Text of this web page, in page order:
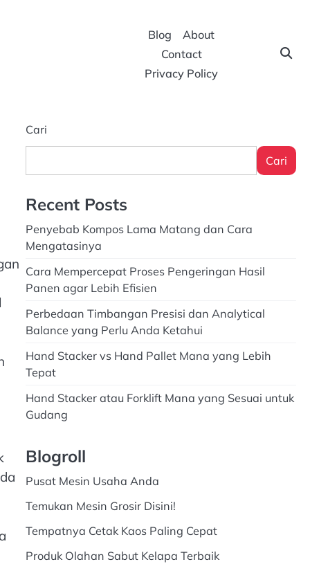
Blog
About
Contact
Privacy Policy
Cari
Cari
Recent Posts
Penyebab Kompos Lama Matang dan Cara
Mengatasinya
Cara Mempercepat Proses Pengeringan Hasil
Panen agar Lebih Efisien
Perbedaan Timbangan Presisi dan Analytical
Balance yang Perlu Anda Ketahui
Hand Stacker vs Hand Pallet Mana yang Lebih
Tepat
Hand Stacker atau Forklift Mana yang Sesuai untuk
Gudang
Blogroll
Pusat Mesin Usaha Anda
Temukan Mesin Grosir Disini!
Tempatnya Cetak Kaos Paling Cepat
Produk Olahan Sabut Kelapa Terbaik